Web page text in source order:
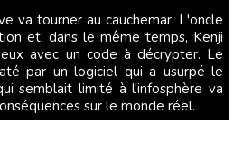
va tourner au cauchemar. L'oncle
et, dans le même temps, Kenji
avec un code à décrypter. Le
par un logiciel qui a usurpé le
semblait limité à l'infosphère va
sur le monde réel.